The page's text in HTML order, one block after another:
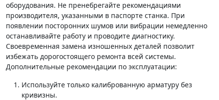
оборудования. Не пренебрегайте рекомендациями
производителя, указанными в паспорте станка. При
появлении посторонних шумов или вибрации немедленно
останавливайте работу и проводите диагностику.
Своевременная замена изношенных деталей позволит
избежать дорогостоящего ремонта всей системы.
Дополнительные рекомендации по эксплуатации:
Используйте только калиброванную арматуру без
кривизны.